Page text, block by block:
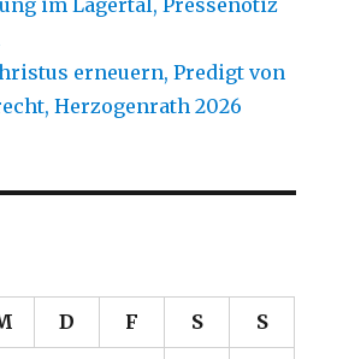
im Lägertal, Pressenotiz
erneuern, Predigt von
Herzogenrath 2026
D F S S